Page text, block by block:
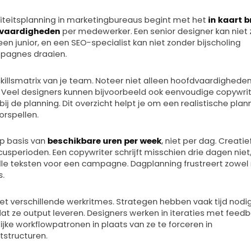
in marketingbureaus begint met het in kaart
per medewerker. Een senior designer kan
junior, en een SEO-specialist kan niet zonder bijscholing
draaien.
van je team. Noteer niet alleen
designers kunnen bijvoorbeeld ook eenvoudige
de planning. Dit overzicht helpt je om een realistische
basis van beschikbare uren per week, niet per dag.
Een copywriter schrijft misschien drie dagen
teksten voor een campagne. Dagplanning frustreert
verschillende werkritmes. Strategen hebben vaak tijd
ze output leveren. Designers werken in iteraties met
workflowpatronen in plaats van ze te forceren in